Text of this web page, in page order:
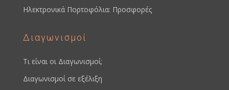
Ηλεκτρονικά Πορτοφόλια: Προσφορές
Διαγωνισμοί
Τι είναι οι Διαγωνισμοί;
Διαγωνισμοί σε εξέλιξη